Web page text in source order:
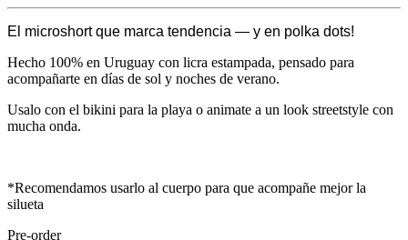
El microshort que marca tendencia — y en polka dots!
Hecho 100% en Uruguay con licra estampada, pensado para
acompañarte en días de sol y noches de verano.
Usalo con el bikini para la playa o animate a un look streetstyle con
mucha onda.
*Recomendamos usarlo al cuerpo para que acompañe mejor la
silueta
Pre-order